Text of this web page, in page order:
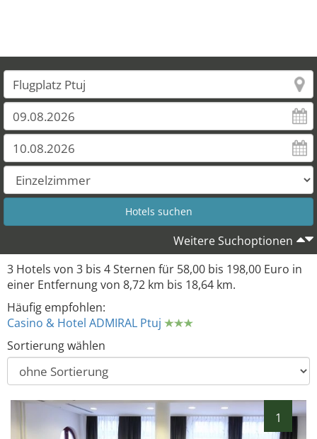
3
Weitere Suchoptionen
3 Hotels von 3 bis 4 Sternen für 58,00 bis 198,00 Euro in
einer Entfernung von 8,72 km bis 18,64 km.
Häufig empfohlen:
Casino & Hotel ADMIRAL Ptuj
Sortierung wählen
1